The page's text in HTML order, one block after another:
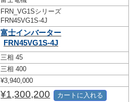
FRN_VG1Sシリーズ
FRN45VG1S-4J
富士インバーター
FRN45VG1S-4J
三相 45
三相 400
¥3,940,000
¥1,300,200 カートに入れる